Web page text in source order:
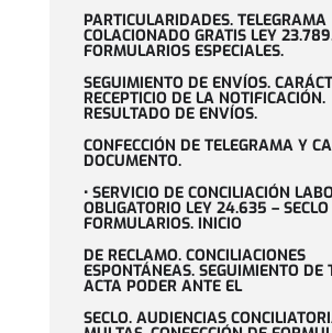
PARTICULARIDADES. TELEGRAMA
COLACIONADO GRATIS LEY
FORMULARIOS ESPECIALES.
SEGUIMIENTO DE ENVÍOS.
RECEPTICIO DE LA NOTIFICACIÓN.
RESULTADO DE ENVÍOS.
CONFECCIÓN DE TELEGRAMA Y
DOCUMENTO.
• SERVICIO DE CONCILIACIÓN
OBLIGATORIO LEY 24.635 – SECLO
FORMULARIOS. INICIO
DE RECLAMO. CONCILIACIONES
ESPONTÁNEAS. SEGUIMIENTO DE
ACTA PODER ANTE EL
SECLO. AUDIENCIAS